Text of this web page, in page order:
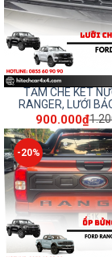
TẤM CHE KÉT
RANGER, LƯỚI
900.000₫
-20%